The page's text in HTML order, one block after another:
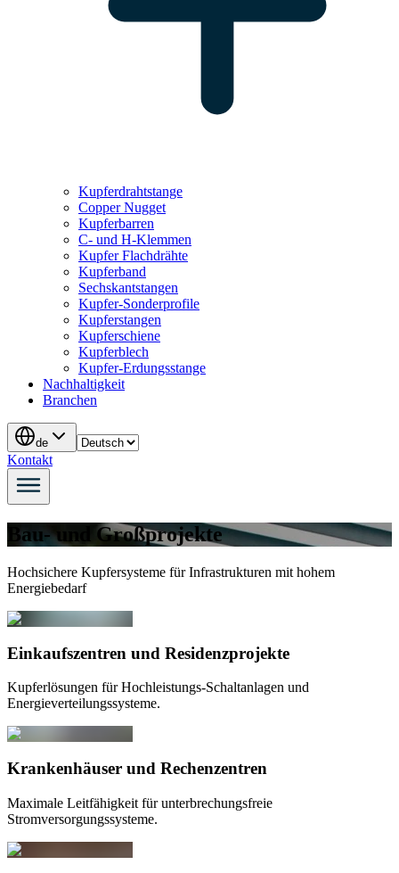
Kupferdrahtstange
Copper Nugget
Kupferbarren
C- und H-Klemmen
Kupfer Flachdrähte
Kupferband
Sechskantstangen
Kupfer-Sonderprofile
Kupferstangen
Kupferschiene
Kupferblech
Kupfer-Erdungsstange
Nachhaltigkeit
Branchen
de
Kontakt
Bau- und Großprojekte
Hochsichere Kupfersysteme für Infrastrukturen mit hohem
Energiebedarf
Einkaufszentren und Residenzprojekte
Kupferlösungen für Hochleistungs-Schaltanlagen und
Energieverteilungssysteme.
Krankenhäuser und Rechenzentren
Maximale Leitfähigkeit für unterbrechungsfreie
Stromversorgungssysteme.